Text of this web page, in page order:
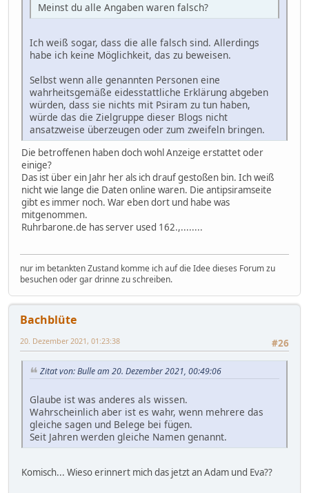
Meinst du alle Angaben waren falsch?
Ich weiß sogar, dass die alle falsch sind. Allerdings
habe ich keine Möglichkeit, das zu beweisen.
Selbst wenn alle genannten Personen eine
wahrheitsgemäße eidesstattliche Erklärung abgeben
würden, dass sie nichts mit Psiram zu tun haben,
würde das die Zielgruppe dieser Blogs nicht
ansatzweise überzeugen oder zum zweifeln bringen.
Die betroffenen haben doch wohl Anzeige erstattet oder
einige?
Das ist über ein Jahr her als ich drauf gestoßen bin. Ich weiß
nicht wie lange die Daten online waren. Die antipsiramseite
gibt es immer noch. War eben dort und habe was
mitgenommen.
Ruhrbarone.de has server used 162.,........
nur im betankten Zustand komme ich auf die Idee dieses Forum zu
besuchen oder gar drinne zu schreiben.
Bachblüte
#26
20. Dezember 2021, 01:23:38
Zitat von: Bulle am 20. Dezember 2021, 00:49:06
Glaube ist was anderes als wissen.
Wahrscheinlich aber ist es wahr, wenn mehrere das
gleiche sagen und Belege bei fügen.
Seit Jahren werden gleiche Namen genannt.
Komisch... Wieso erinnert mich das jetzt an Adam und Eva??